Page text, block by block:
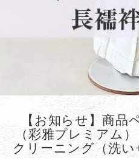
【お知らせ】商品
（彩雅プレミアム
クリーニング（洗い